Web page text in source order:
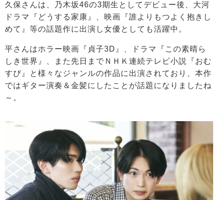
久保さんは、乃木坂46の3期生としてデビュー後、大河
ドラマ『どうする家康』、映画『誰よりもつよく抱きし
めて』等の話題作に出演し女優としても活躍中。
平さんはホラー映画『貞子3D』、ドラマ『この素晴ら
しき世界』、また先日までＮＨＫ連続テレビ小説『おむ
すび』と様々なジャンルの作品に出演されており、本作
ではギター演奏＆金髪にしたことが話題になりましたね
～。